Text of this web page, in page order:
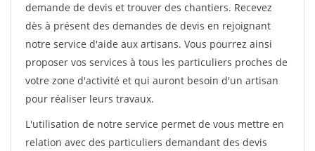
demande de devis et trouver des chantiers. Recevez
dès à présent des demandes de devis en rejoignant
notre service d'aide aux artisans. Vous pourrez ainsi
proposer vos services à tous les particuliers proches de
votre zone d'activité et qui auront besoin d'un artisan
pour réaliser leurs travaux.
L'utilisation de notre service permet de vous mettre en
relation avec des particuliers demandant des devis